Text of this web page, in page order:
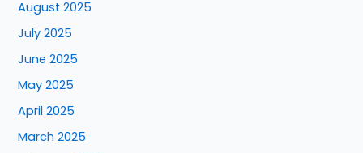
August 2025
July 2025
June 2025
May 2025
April 2025
March 2025